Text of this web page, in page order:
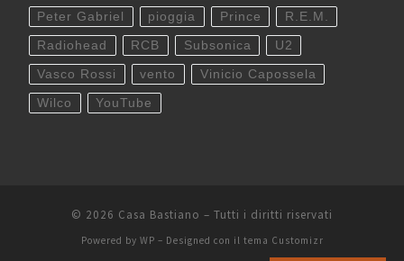
Peter Gabriel pioggia Prince R.E.M.
Radiohead RCB Subsonica U2
Vasco Rossi vento Vinicio Capossela
Wilco YouTube
© 2026 Casa Bastiano – Tutti i diritti riservati
Powered by WP – Designed con il tema Customizr